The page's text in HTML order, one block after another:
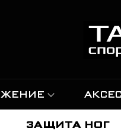
ЗАЩИТА НОГ